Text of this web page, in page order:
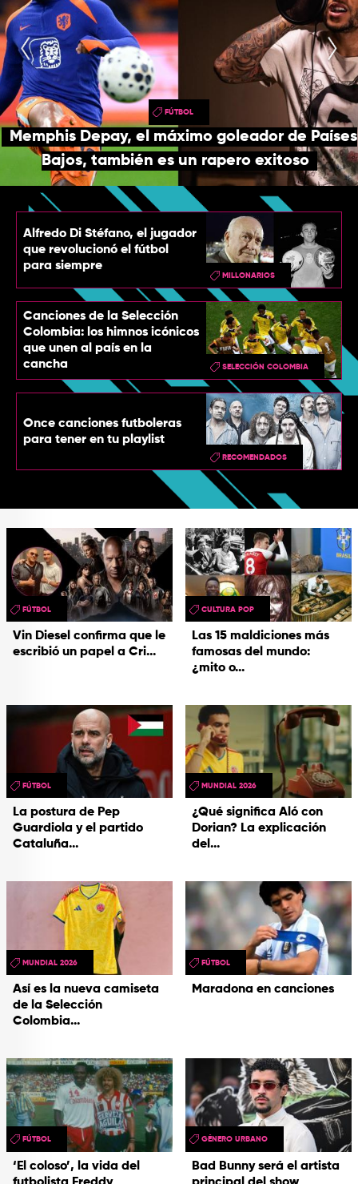
TOP
QUIÉNES SOMOS
CONTACTO
FÚTBOL
Memphis Depay, el máximo goleador de Países
Bajos, también es un rapero exitoso
Alfredo Di Stéfano, el jugador
que revolucionó el fútbol
para siempre
MILLONARIOS
Canciones de la Selección
Colombia: los himnos icónicos
que unen al país en la
cancha
SELECCIÓN COLOMBIA
Once canciones futboleras
para tener en tu playlist
RECOMENDADOS
Vin Diesel confirma que le
escribió un papel a Cri...
FÚTBOL
Las 15 maldiciones más
famosas del mundo:
¿mito o...
CULTURA POP
La postura de Pep
Guardiola y el partido
Cataluña...
FÚTBOL
¿Qué significa Aló con
Dorian? La explicación
del...
MUNDIAL 2026
Así es la nueva camiseta
de la Selección
Colombia...
MUNDIAL 2026
Maradona en canciones
FÚTBOL
‘El coloso’, la vida del
FÚTBOL
Bad Bunny será el artista
GÉNERO URBANO